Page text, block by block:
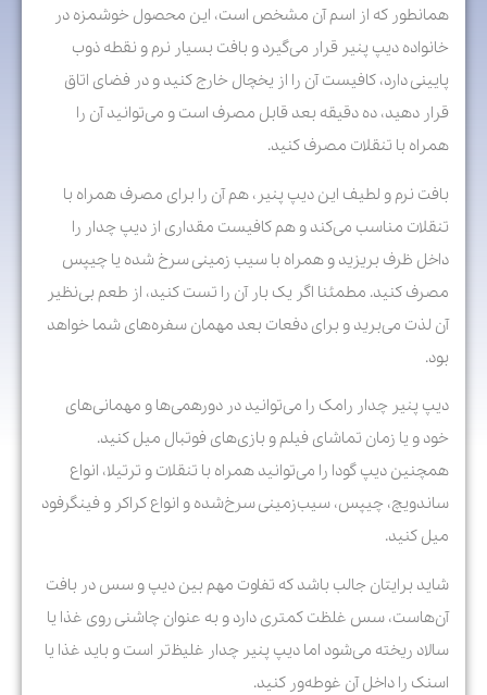
همانطور که از اسم آن مشخص است، این محصول خوشمزه در
خانواده دیپ پنیر قرار می‌گیرد و بافت بسیار نرم و نقطه ذوب
پایینی دارد، کافیست آن را از یخچال خارج کنید و در فضای اتاق
قرار دهید، ده دقیقه بعد قابل مصرف است و می‌توانید آن را
همراه با تنقلات مصرف کنید.
بافت نرم و لطیف این دیپ پنیر، هم آن را برای مصرف همراه با
تنقلات مناسب می‌کند و هم کافیست مقداری از دیپ چدار را
داخل ظرف بریزید و همراه با سیب زمینی سرخ شده یا چیپس
مصرف کنید. مطمئنا اگر یک بار آن را تست کنید، از طعم بی‌نظیر
آن لذت می‌برید و برای دفعات بعد مهمان سفره‌های شما خواهد
بود.
دیپ پنیر چدار رامک را می‌توانید در دورهمی‌ها و مهمانی‌های
خود و یا زمان تماشای فیلم و بازی‌های فوتبال میل کنید.
همچنین دیپ گودا را می‌توانید همراه با تنقلات و ترتیلا، انواع
ساندویچ، چیپس، سیب‌زمینی سرخ‌شده و انواع کراکر و فینگرفود
میل کنید.
شاید برایتان جالب باشد که تفاوت مهم بین دیپ‌ و سس در بافت
آن‌هاست، سس غلظت کمتری دارد و به عنوان چاشنی روی غذا یا
سالاد ریخته می‌شود اما دیپ پنیر چدار غلیظ‌تر است و باید غذا یا
اسنک را داخل آن غوطه‌ور کنید.